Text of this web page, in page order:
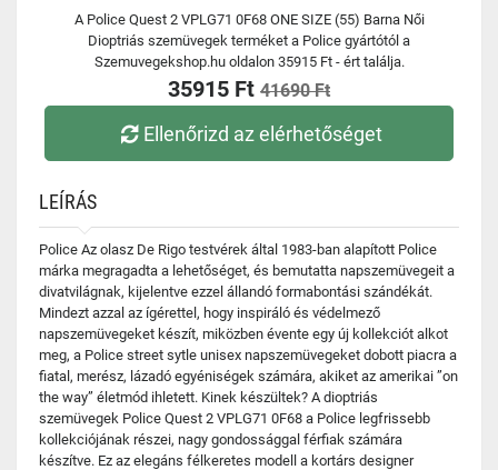
A Police Quest 2 VPLG71 0F68 ONE SIZE (55) Barna Női
Dioptriás szemüvegek terméket a Police gyártótól a
Szemuvegekshop.hu oldalon 35915 Ft - ért találja.
35915 Ft 41690 Ft
Ellenőrizd az elérhetőséget
LEÍRÁS
Police Az olasz De Rigo testvérek által 1983-ban alapított Police
márka megragadta a lehetőséget, és bemutatta napszemüvegeit a
divatvilágnak, kijelentve ezzel állandó formabontási szándékát.
Mindezt azzal az ígérettel, hogy inspiráló és védelmező
napszemüvegeket készít, miközben évente egy új kollekciót alkot
meg, a Police street sytle unisex napszemüvegeket dobott piacra a
fiatal, merész, lázadó egyéniségek számára, akiket az amerikai ”on
the way” életmód ihletett. Kinek készültek? A dioptriás
szemüvegek Police Quest 2 VPLG71 0F68 a Police legfrissebb
kollekciójának részei, nagy gondossággal férfiak számára
készítve. Ez az elegáns félkeretes modell a kortárs designer